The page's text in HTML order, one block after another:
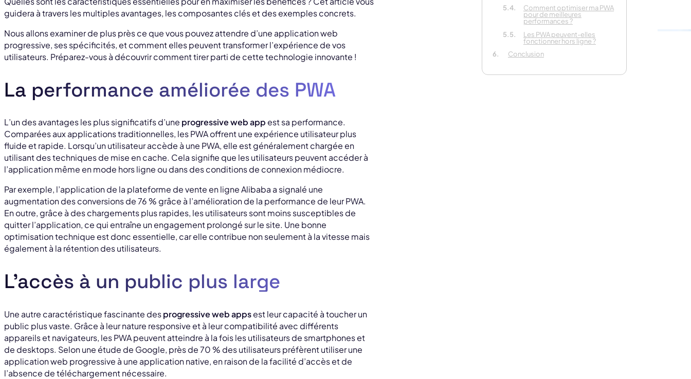
guidera à travers les multiples avantages, les composantes clés et des exemples concrets.
Nous allons examiner de plus près ce que vous pouvez attendre d’une application web
progressive, ses spécificités, et comment elles peuvent transformer l’expérience de vos
utilisateurs. Préparez-vous à découvrir comment tirer parti de cette technologie innovante !
La performance améliorée des PWA
L’un des avantages les plus significatifs d’une progressive web app est sa performance.
Comparées aux applications traditionnelles, les PWA offrent une expérience utilisateur plus
fluide et rapide. Lorsqu’un utilisateur accède à une PWA, elle est généralement chargée en
utilisant des techniques de mise en cache. Cela signifie que les utilisateurs peuvent accéder à
l’application même en mode hors ligne ou dans des conditions de connexion médiocre.
Par exemple, l’application de la plateforme de vente en ligne Alibaba a signalé une
augmentation des conversions de 76 % grâce à l’amélioration de la performance de leur PWA.
En outre, grâce à des chargements plus rapides, les utilisateurs sont moins susceptibles de
quitter l’application, ce qui entraîne un engagement prolongé sur le site. Une bonne
optimisation technique est donc essentielle, car elle contribue non seulement à la vitesse mais
également à la rétention des utilisateurs.
L’accès à un public plus large
Une autre caractéristique fascinante desprogressive web appsest leur capacité à toucher un
public plus vaste. Grâce à leur nature responsive et à leur compatibilité avec différents
appareils et navigateurs, les PWA peuvent atteindre à la fois les utilisateurs de smartphones et
de desktops. Selon une étude de Google, près de 70 % des utilisateurs préfèrent utiliser une
application web progressive à une application native, en raison de la facilité d’accès et de
l’absence de téléchargement nécessaire.
Comment optimiser ma PWA
pour de meilleures
performances ?
Les PWA peuvent-elles
fonctionner hors ligne ?
Conclusion